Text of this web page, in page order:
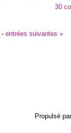
30
- entrées suivantes »
Propulsé